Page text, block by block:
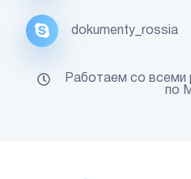
dokumenty_rossia
Работаем со всеми
по